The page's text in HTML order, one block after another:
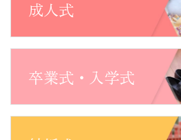
成人式
卒業式・入学式